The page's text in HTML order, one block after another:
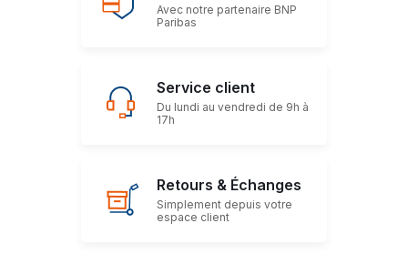
Avec notre partenaire BNP
Paribas
Service client
Du lundi au vendredi de 9h à
17h
Retours & Échanges
Simplement depuis votre
espace client